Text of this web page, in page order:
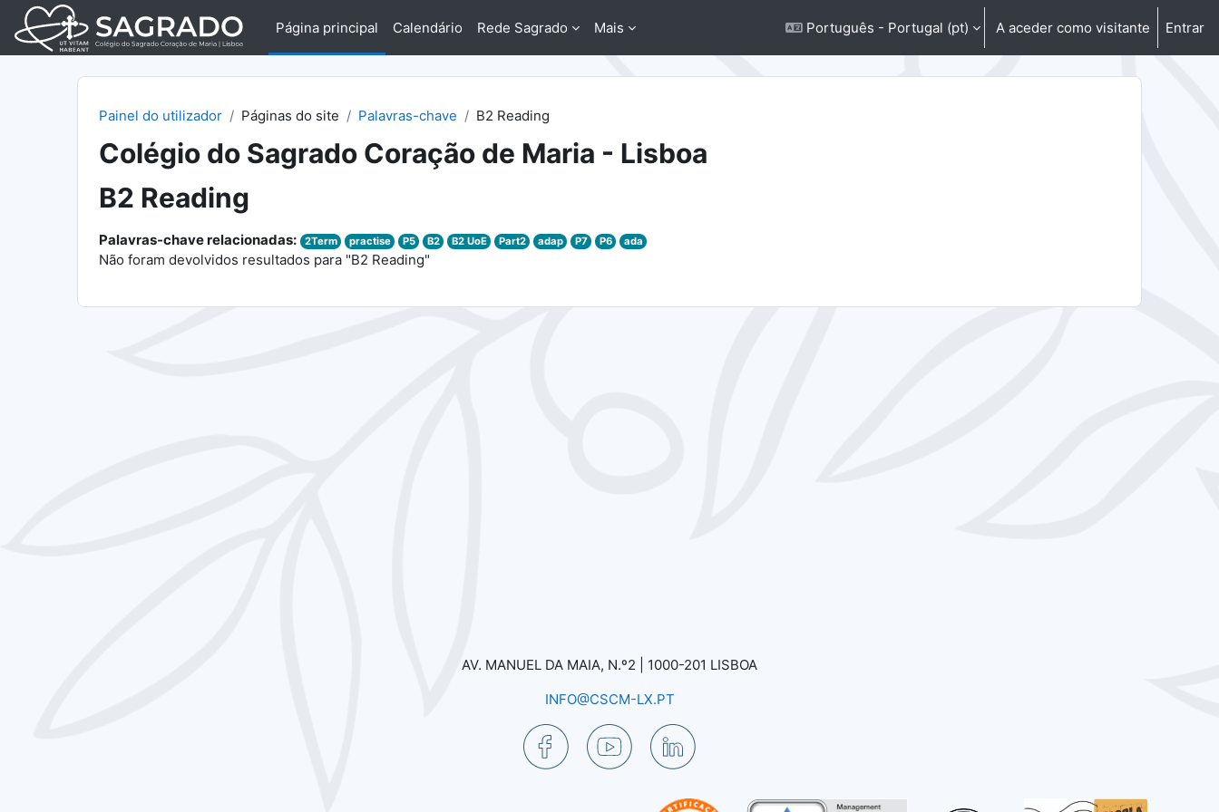
Ir para o conteúdo principal
Página principal
Calendário Rede Sagrado Mais Português - Portugal ‎(pt)‎ A aceder como visitante Entrar
Painel do utilizador Páginas do site Palavras-chave B2 Reading
Colégio do Sagrado Coração de Maria - Lisboa
B2 Reading
Palavras-chave relacionadas: 2Term practise P5 B2 B2 UoE Part2 adap P7 P6 ada
Não foram devolvidos resultados para "B2 Reading"
AV. MANUEL DA MAIA, N.º2 | 1000-201 LISBOA
INFO@CSCM-LX.PT